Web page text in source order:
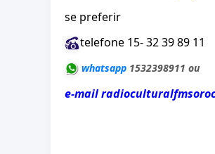
se preferir
telefone 15- 32 39 89 11
whatsapp 1532398911 ou
e-mail